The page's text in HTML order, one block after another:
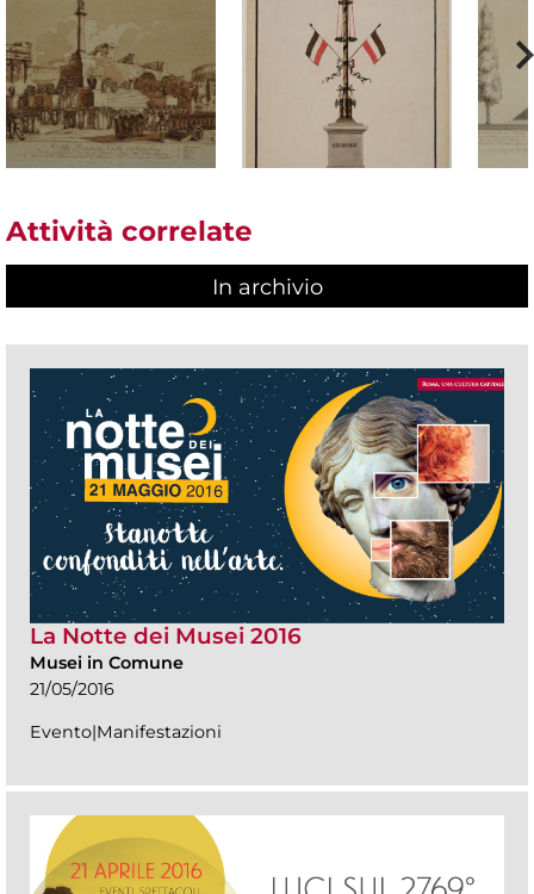
Attività correlate
In archivio
La Notte dei Musei 2016
Musei in Comune
21/05/2016
Evento|Manifestazioni